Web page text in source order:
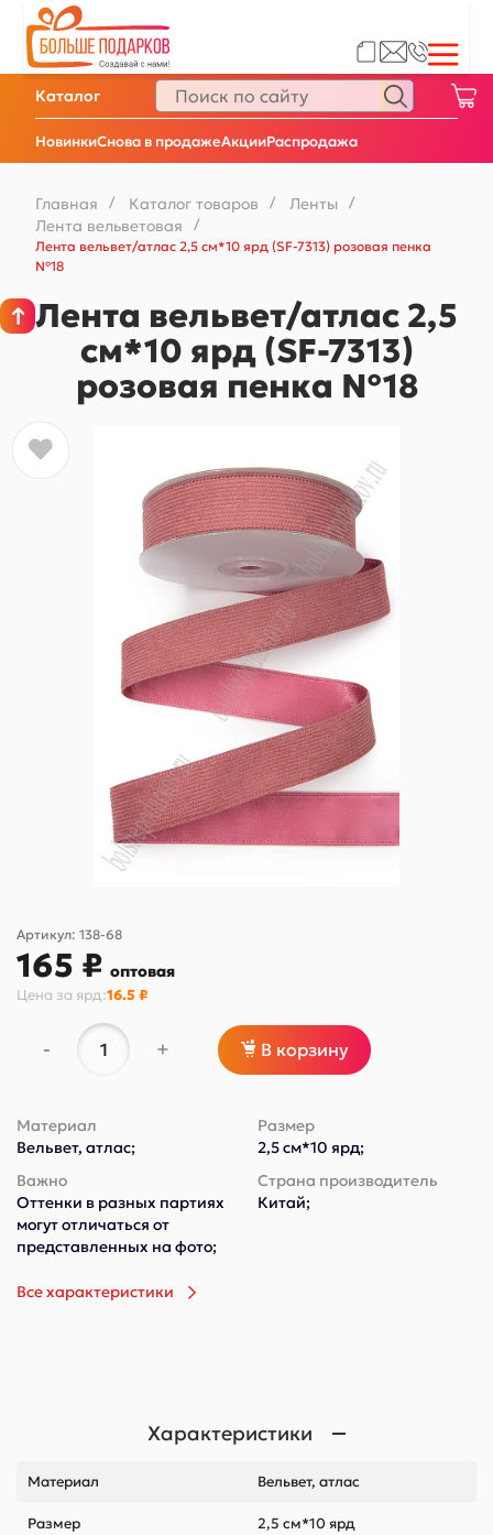
НовинкиСнова в продажеАкцииРаспродажа
Каталог
Главная / Каталог товаров / Ленты /
Лента вельветовая
/
Лента вельвет/атлас 2,5 см*10 ярд (SF-7313) розовая пенка
№18
Лента вельвет/атлас 2,5
см*10 ярд (SF-7313)
розовая пенка №18
Артикул: 138-68
165 ₽ оптовая
Цена за ярд:16.5 ₽
- + В корзину
Материал
Вельвет, атлас;
Размер
2,5 см*10 ярд;
Важно
Оттенки в разных партиях
могут отличаться от
представленных на фото;
Страна производитель
Китай;
Все характеристики
Характеристики
Материал Вельвет, атлас
Размер 2,5 см*10 ярд